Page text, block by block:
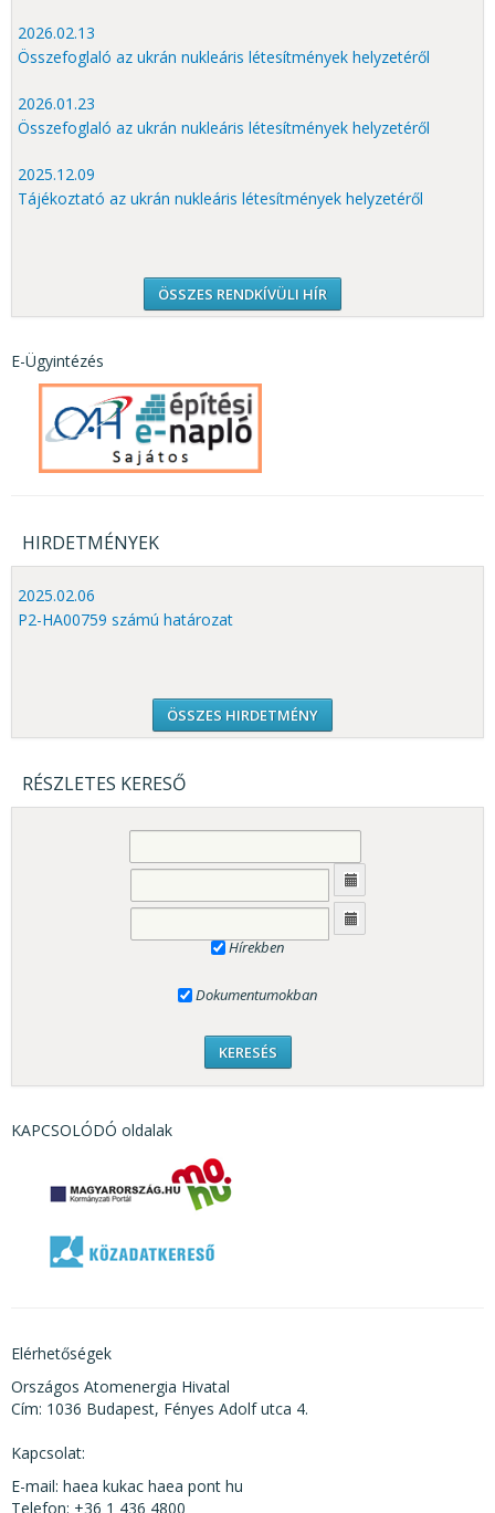
2026.02.13
Összefoglaló az ukrán nukleáris létesítmények helyzetéről
2026.01.23
Összefoglaló az ukrán nukleáris létesítmények helyzetéről
2025.12.09
Tájékoztató az ukrán nukleáris létesítmények helyzetéről
ÖSSZES RENDKÍVÜLI HÍR
E-Ügyintézés
HIRDETMÉNYEK
2025.02.06
P2-HA00759 számú határozat
ÖSSZES HIRDETMÉNY
RÉSZLETES KERESŐ
Hírekben
Dokumentumokban
KAPCSOLÓDÓ oldalak
Elérhetőségek
Országos Atomenergia Hivatal
Cím: 1036 Budapest, Fényes Adolf utca 4.
Kapcsolat:
E-mail: haea kukac haea pont hu
Telefon: +36 1 436 4800